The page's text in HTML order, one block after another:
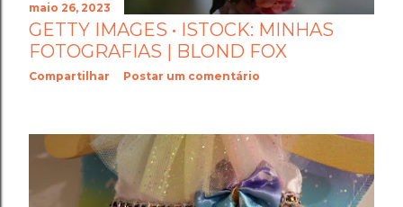
maio 26, 2023
GETTY IMAGES • ISTOCK: MINHAS
FOTOGRAFIAS | BLOND FOX
Compartilhar Postar um comentário